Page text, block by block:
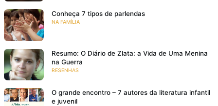
Conheça 7 tipos de parlendas
NA FAMÍLIA
Resumo: O Diário de Zlata: a Vida de Uma Menina
na Guerra
RESENHAS
O grande encontro – 7 autores da literatura infantil
e juvenil